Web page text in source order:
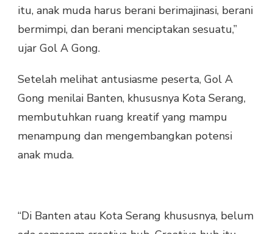
itu, anak muda harus berani berimajinasi, berani
bermimpi, dan berani menciptakan sesuatu,”
ujar Gol A Gong.
Setelah melihat antusiasme peserta, Gol A
Gong menilai Banten, khususnya Kota Serang,
membutuhkan ruang kreatif yang mampu
menampung dan mengembangkan potensi
anak muda.
“Di Banten atau Kota Serang khususnya, belum